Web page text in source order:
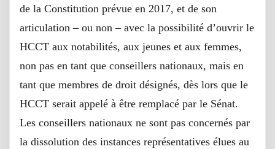
de la Constitution prévue en 2017, et de son
articulation – ou non – avec la possibilité d’ouvrir le
HCCT aux notabilités, aux jeunes et aux femmes,
non pas en tant que conseillers nationaux, mais en
tant que membres de droit désignés, dès lors que le
HCCT serait appelé à être remplacé par le Sénat.
Les conseillers nationaux ne sont pas concernés par
la dissolution des instances représentatives élues au